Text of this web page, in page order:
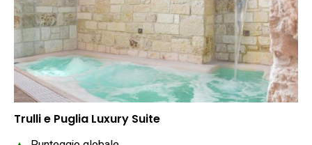
Trulli e Puglia Luxury Suite